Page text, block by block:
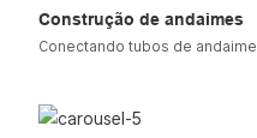
Construção de andaimes
Conectando tubos de andaime